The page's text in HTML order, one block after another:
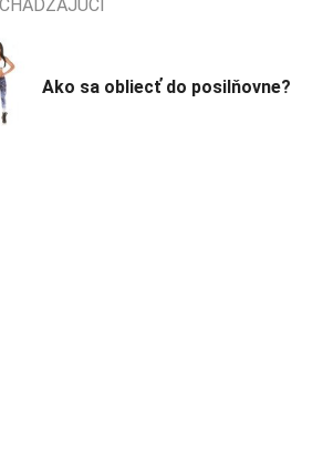
Ako sa obliecť do posilňovne?